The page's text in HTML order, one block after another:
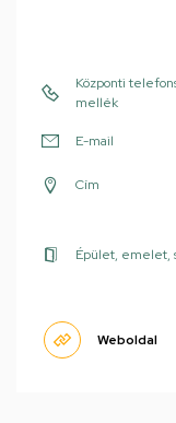
Központi
mellék
E-mail
Cím
Épület, emelet,
Weboldal